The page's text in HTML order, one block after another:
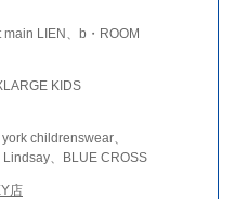
LIEN、b・ROOM
KIDS
childrenswear、
、BLUE CROSS
店